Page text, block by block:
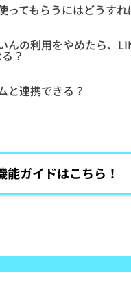
ってもらうにはどうすれ
んの利用をやめたら、
？
と連携できる？
能ガイドはこちら！